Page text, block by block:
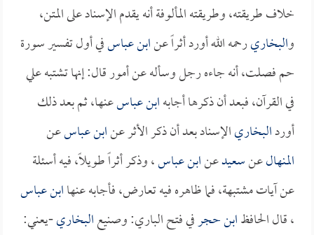
خلاف طريقته، وطريقته المألوفة أنه يقدم الإسناد على المتن،
والبخاريرحمه الله أورد أثراً عنابن عباسفي أول تفسير سورة
حم فصلت، أنه جاءه رجل وسأله عن أمور قال: إنها تشتبه علي
في القرآن، فبعد أن ذكرها أجابهابن عباسعنها، ثم بعد ذلك
أوردالبخاريالإسناد بعد أن ذكر الأثر عنابن عباسعن
المنهالعنسعيدعنابن عباس، وذكر أثراً طويلاً، فيه أسئلة
عن آيات مشتبهة، فما ظاهره فيه تعارض، فأجابه عنهاابن عباس
، قال الحافظابن حجرفي فتح الباري: وصنيعالبخاري-يعني: